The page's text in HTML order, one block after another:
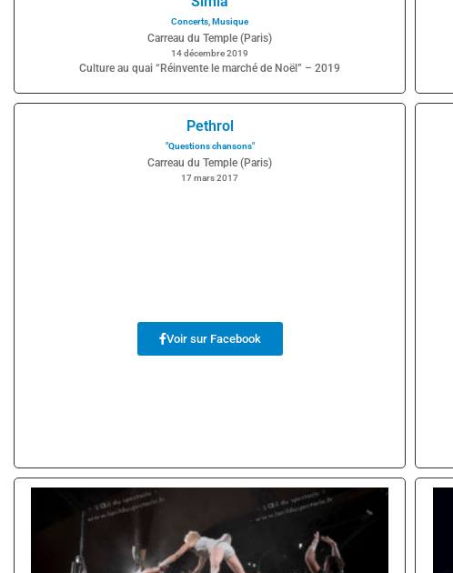
Concerts, Musique
Carreau du Temple (Paris)
14 décembre 2019
Culture au quai “Réinvente le marché de Noël” – 2019
Voir sur Facebook
Pethrol
"Questions chansons"
Carreau du Temple (Paris)
17 mars 2017